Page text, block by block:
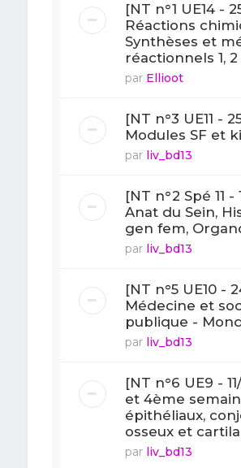
[NT n°1 UE14 -
Réactions
Synthèses et
réactionnels 1, 2
par Ellioot
[NT n°3 UE11 -
Modules SF et
par liv_bd13
[NT n°2 Spé 11 -
Anat du Sein,
gen fem,
par liv_bd13
[NT n°5 UE10 -
Médecine et
publique -
par liv_bd13
[NT n°6 UE9 -
et 4ème
épithéliaux,
osseux et
par liv_bd13